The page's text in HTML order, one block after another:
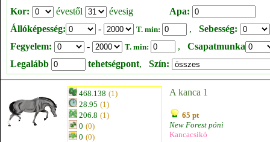
Kor:
évestől évesig
Apa:
Állóképesség:
- T. min: , Sebesség:
Fegyelem:
- T. min: , Csapatmunka
Legalább
tehetségpont, Szín:
468.138 (1)
28.95 (1)
206.8 (1)
0 (0)
0 (0)
A kanca 1
65 pt
New Forest póni
Kancacsikó